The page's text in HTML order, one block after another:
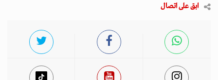
ابق على اتصال